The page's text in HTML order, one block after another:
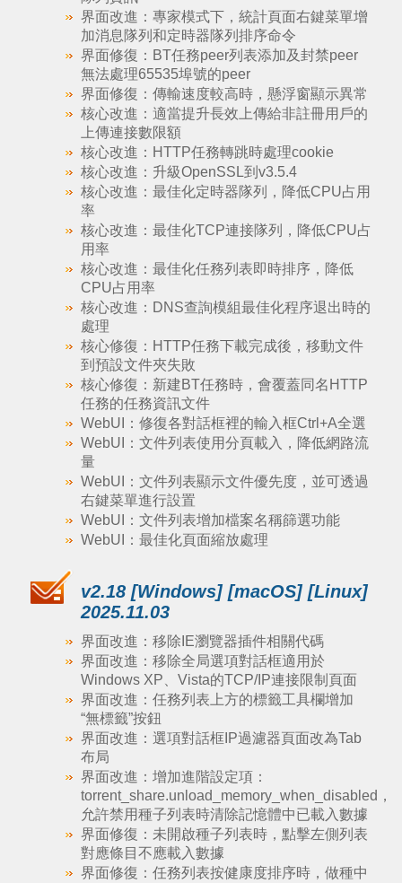
界面改進：專家模式下，統計頁面右鍵菜單增
加消息隊列和定時器隊列排序命令
界面修復：BT任務peer列表添加及封禁peer
無法處理65535埠號的peer
界面修復：傳輸速度較高時，懸浮窗顯示異常
核心改進：適當提升長效上傳給非註冊用戶的
上傳連接數限額
核心改進：HTTP任務轉跳時處理cookie
核心改進：升級OpenSSL到v3.5.4
核心改進：最佳化定時器隊列，降低CPU占用
率
核心改進：最佳化TCP連接隊列，降低CPU占
用率
核心改進：最佳化任務列表即時排序，降低
CPU占用率
核心改進：DNS查詢模組最佳化程序退出時的
處理
核心修復：HTTP任務下載完成後，移動文件
到預設文件夾失敗
核心修復：新建BT任務時，會覆蓋同名HTTP
任務的任務資訊文件
WebUI：修復各對話框裡的輸入框Ctrl+A全選
WebUI：文件列表使用分頁載入，降低網路流
量
WebUI：文件列表顯示文件優先度，並可透過
右鍵菜單進行設置
WebUI：文件列表增加檔案名稱篩選功能
WebUI：最佳化頁面縮放處理
v2.18 [Windows] [macOS] [Linux]
2025.11.03
界面改進：移除IE瀏覽器插件相關代碼
界面改進：移除全局選項對話框適用於
Windows XP、Vista的TCP/IP連接限制頁面
界面改進：任務列表上方的標籤工具欄增加
“無標籤”按鈕
界面改進：選項對話框IP過濾器頁面改為Tab
布局
界面改進：增加進階設定項：
torrent_share.unload_memory_when_disabled，
允許禁用種子列表時清除記憶體中已載入數據
界面修復：未開啟種子列表時，點擊左側列表
對應條目不應載入數據
界面修復：任務列表按健康度排序時，做種中